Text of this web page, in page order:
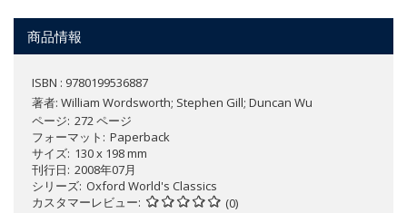
商品情報
ISBN : 9780199536887
著者: William Wordsworth; Stephen Gill; Duncan Wu
ページ 272 ページ
フォーマット
Paperback
サイズ 130 x 198 mm
刊行日 2008年07月
シリーズ Oxford World's Classics
カスタマーレビュー
(0)